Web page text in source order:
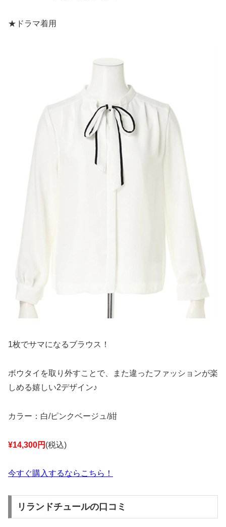
★ドラマ着用
1枚でサマになるブラウス！
ボウタイを取り外すことで、また違ったファッションが楽
しめる嬉しい2デザイン♪
カラー：白/ピンクベージュ/紺
¥14,300円 (税込)
今すぐ購入するならこちら！
リランドチュールの口コミ